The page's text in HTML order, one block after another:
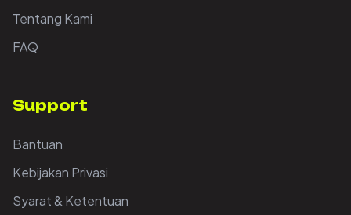
Tentang Kami
FAQ
Support
Bantuan
Kebijakan Privasi
Syarat & Ketentuan